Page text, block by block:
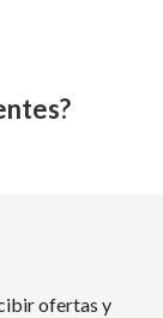
ofertas y